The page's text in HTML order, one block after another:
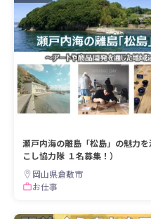
瀬戸内海の離島「松島」の魅力
こし協力隊 １名募集！）
岡山県倉敷市
お仕事